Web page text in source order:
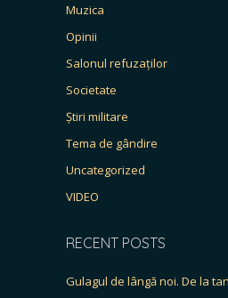
Muzica
Opinii
Salonul refuzaților
Societate
Știri militare
Tema de gândire
Uncategorized
VIDEO
RECENT POSTS
Gulagul de lângă noi. De la